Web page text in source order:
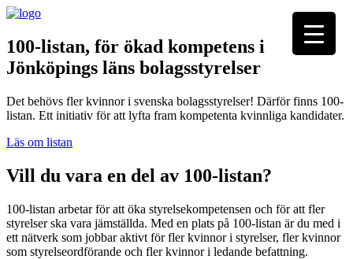
100-listan, för ökad kompetens i
Jönköpings läns bolagsstyrelser
Det behövs fler kvinnor i svenska bolagsstyrelser! Därför finns 100-
listan. Ett initiativ för att lyfta fram kompetenta kvinnliga kandidater.
Läs om listan
Vill du vara en del av 100-listan?
100-listan arbetar för att öka styrelsekompetensen och för att fler
styrelser ska vara jämställda. Med en plats på 100-listan är du med i
ett nätverk som jobbar aktivt för fler kvinnor i styrelser, fler kvinnor
som styrelseordförande och fler kvinnor i ledande befattning.